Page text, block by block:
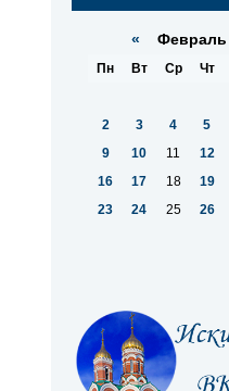
« Февраль
Пн Вт Ср Чт
2
3 4 5
9
10 11 12
16
17 18 19
23
24 25 26